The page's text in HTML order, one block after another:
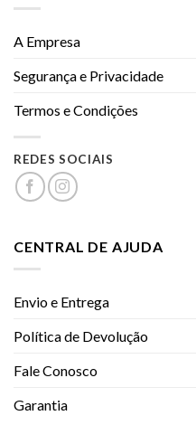
A Empresa
Segurança e Privacidade
Termos e Condições
REDES SOCIAIS
CENTRAL DE AJUDA
Envio e Entrega
Política de Devolução
Fale Conosco
Garantia